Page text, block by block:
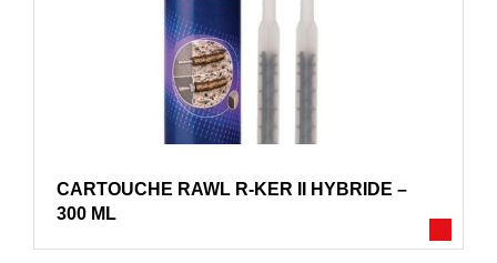
CARTOUCHE RAWL R-KER II HYBRIDE –
300 ML